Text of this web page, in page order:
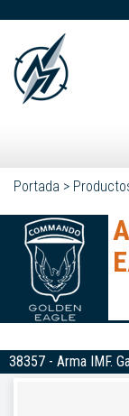
Portada >
38357 - Arma IMF.